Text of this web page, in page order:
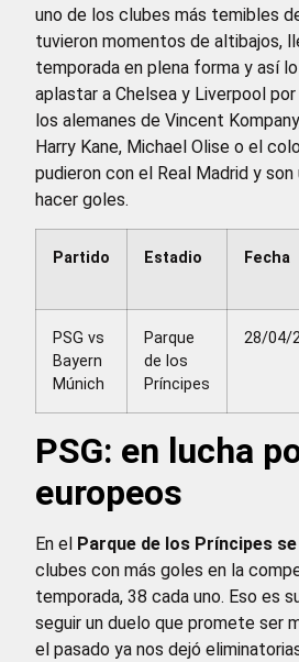
uno de los clubes más temibles
tuvieron momentos de altibajos,
temporada en plena forma y así
aplastar a Chelsea y Liverpool
los alemanes de Vincent
Harry Kane, Michael Olise o el
pudieron con el Real Madrid y son
hacer goles.
Partido Estadio Fecha
PSG vs
Bayern
Múnich
Parque
de los
Príncipes
28/04/
PSG: en lucha
europeos
En el Parque de los Príncipes
clubes con más goles en la
temporada, 38 cada uno. Eso es
seguir un duelo que promete ser
el pasado ya nos dejó